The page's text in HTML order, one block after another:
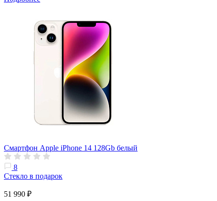
Смартфон Apple iPhone 14 128Gb белый
8
Стекло в подарок
51 990 ₽